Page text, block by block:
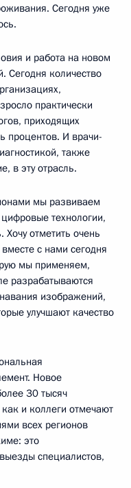
Сегодня уже
и работа на новом
Сегодня количество
практически
приходящих
процентов. И врачи-
также
в эту отрасль.
мы развиваем
технологии,
отметить очень
с нами сегодня
мы применяем,
разрабатываются
изображений,
улучшают качество
Новое
30 тысяч
и коллеги отмечают
всех регионов
это
специалистов,